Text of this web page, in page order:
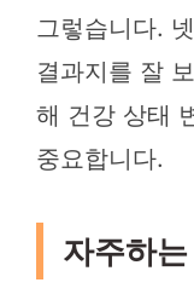
그렇습니다.
결과지를 잘
해 건강 상태
중요합니다.
자주하